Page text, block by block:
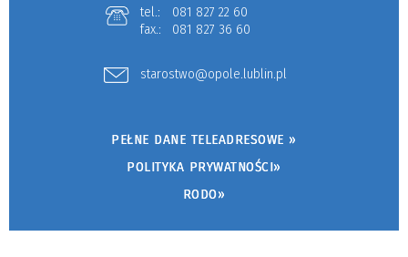
tel.:
081 827 22 60
fax.:
081 827 36 60
starostwo@opole.lublin.pl
PEŁNE DANE TELEADRESOWE »
POLITYKA PRYWATNOŚCI»
RODO»